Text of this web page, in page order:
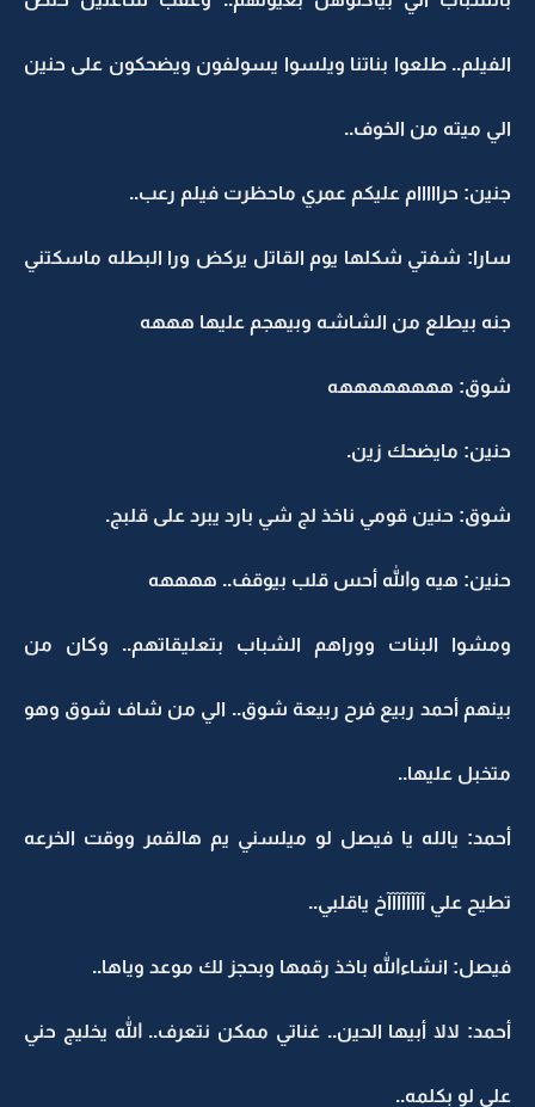
الفيلم.. طلعوا بناتنا ويلسوا يسولفون ويضحكون على حنين
الي ميته من الخوف..
جنين: حرااااام عليكم عمري ماحظرت فيلم رعب..
سارا: شفتي شكلها يوم القاتل يركض ورا البطله ماسكتني
جنه بيطلع من الشاشه وبيهجم عليها هههه
شوق: ههههههههه
حنين: مايضحك زين.
شوق: حنين قومي ناخذ لج شي بارد يبرد على قلبج.
حنين: هيه والله أحس قلب بيوقف.. ههههه
ومشوا البنات ووراهم الشباب بتعليقاتهم.. وكان من
بينهم أحمد ربيع فرح ربيعة شوق.. الي من شاف شوق وهو
متخبل عليها..
أحمد: يالله يا فيصل لو ميلسني يم هالقمر ووقت الخرعه
تطيح علي آآآآآآآآخ ياقلبي..
فيصل: انشاءالله باخذ رقمها وبحجز لك موعد وياها..
أحمد: لالا أبيها الحين.. غناتي ممكن نتعرف.. الله يخليج حني
علي لو بكلمه..